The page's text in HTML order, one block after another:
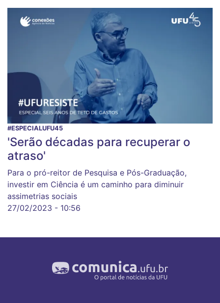
#ESPECIALUFU45
'Serão décadas para recuperar o
atraso'
Para o pró-reitor de Pesquisa e Pós-Graduação,
investir em Ciência é um caminho para diminuir
assimetrias sociais
27/02/2023 - 10:56